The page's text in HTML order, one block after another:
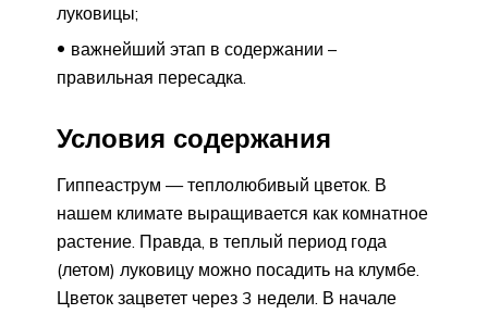
луковицы;
важнейший этап в содержании –
правильная пересадка.
Условия содержания
Гиппеаструм — теплолюбивый цветок. В
нашем климате выращивается как комнатное
растение. Правда, в теплый период года
(летом) луковицу можно посадить на клумбе.
Цветок зацветет через 3 недели. В начале